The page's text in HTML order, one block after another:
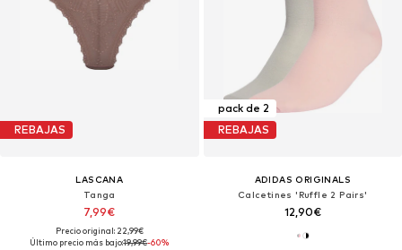
REBAJAS
LASCANA
Tanga
7,99€
Precio original: 22,99€
Último precio más bajo:19,99€-60%
pack de 2
REBAJAS
ADIDAS ORIGINALS
Calcetines 'Ruffle 2 Pairs'
12,90€